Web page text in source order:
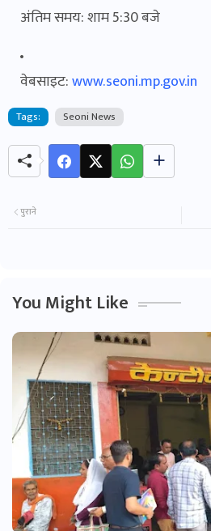
अंतिम समय: शाम 5:30 बजे
वेबसाइट:www.seoni.mp.gov.in
Tags: Seoni News
पुराने
You Might Like